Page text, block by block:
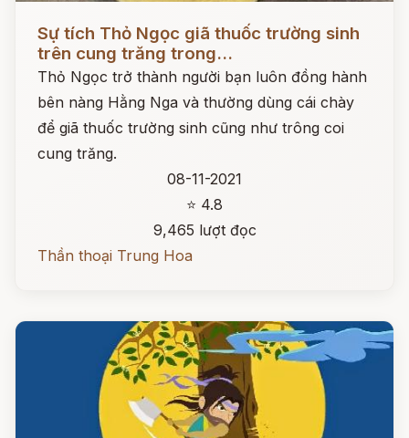
Sự tích Thỏ Ngọc giã thuốc trường sinh
trên cung trăng trong...
Thỏ Ngọc trở thành người bạn luôn đồng hành
bên nàng Hằng Nga và thường dùng cái chày
để giã thuốc trường sinh cũng như trông coi
cung trăng.
08-11-2021
⭐ 4.8
9,465 lượt đọc
Thần thoại Trung Hoa